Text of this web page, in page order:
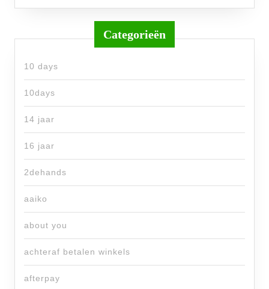
Categorieën
10 days
10days
14 jaar
16 jaar
2dehands
aaiko
about you
achteraf betalen winkels
afterpay